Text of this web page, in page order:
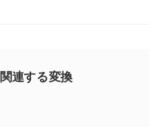
関連する変換